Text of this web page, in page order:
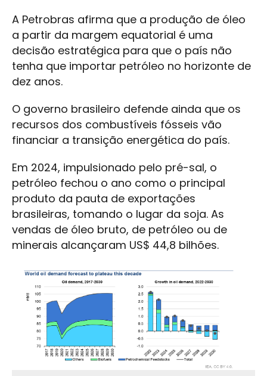
A Petrobras afirma que a produção de óleo
a partir da margem equatorial é uma
decisão estratégica para que o país não
tenha que importar petróleo no horizonte de
dez anos.
O governo brasileiro defende ainda que os
recursos dos combustíveis fósseis vão
financiar a transição energética do país.
Em 2024, impulsionado pelo pré-sal, o
petróleo fechou o ano como o principal
produto da pauta de exportações
brasileiras, tomando o lugar da soja. As
vendas de óleo bruto, de petróleo ou de
minerais alcançaram US$ 44,8 bilhões.